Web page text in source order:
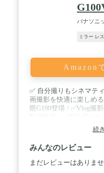
パナソニ
ミラー レ
Amazon
✅ 自分撮りもシネマテ
画撮影を快適に楽しめ
眼G100登場 / ✅Vlog撮
小型・軽量ボディ / ✅
可能な静止画性能 / ✅
ッテリーパック(7.2V)
ーブル、ホットシュー
プ、トライポッドグリ
続
みんなのレビュー
まだレビューはありま